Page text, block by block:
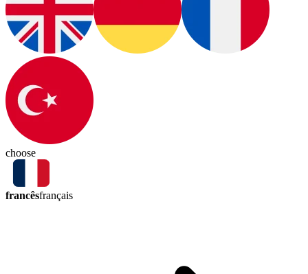
choose
francêsfrançais